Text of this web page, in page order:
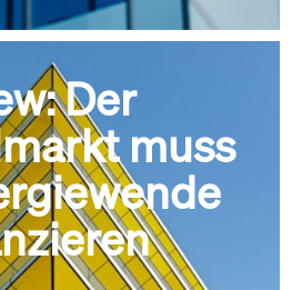
Der
muss